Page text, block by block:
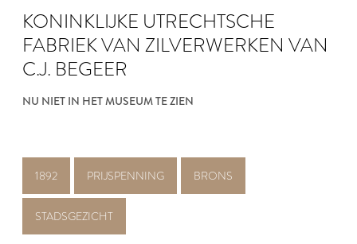
KONINKLIJKE UTRECHTSCHE
FABRIEK VAN ZILVERWERKEN VAN
C.J. BEGEER
NU NIET IN HET MUSEUM TE ZIEN
1892 PRIJSPENNING BRONS
STADSGEZICHT